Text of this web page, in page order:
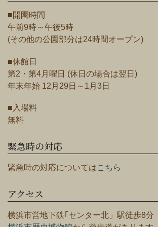
■開園時間
午前9時～午後5時
(その他の公園部分は24時間オープン)
■休館日
第2・第4月曜日 (休日の場合は翌日)
年末年始 12月29日～1月3日
■入場料
無料
緊急時の対応
緊急時の対応についてはこちら
アクセス
横浜市営地下鉄｢センター北」駅徒歩8分